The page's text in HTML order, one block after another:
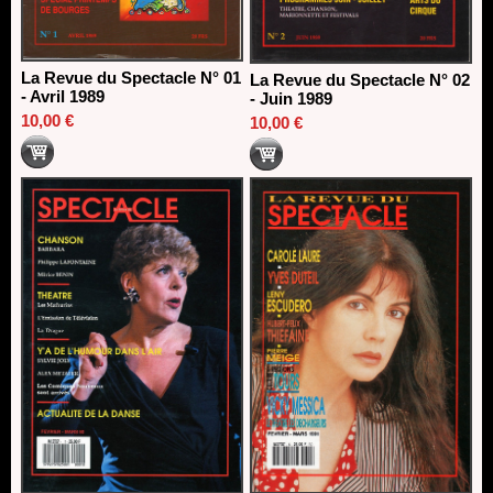
La Revue du Spectacle N° 01
- Avril 1989
10,00 €
La Revue du Spectacle N° 02
- Juin 1989
10,00 €